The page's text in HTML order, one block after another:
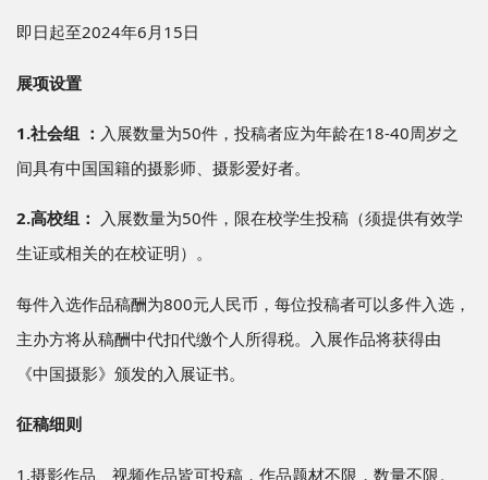
即日起至2024年6月15日
展项设置
1.社会组 ： 入展数量为50件，投稿者应为年龄在18-40周岁之
间具有中国国籍的摄影师、摄影爱好者。
2.高校组： 入展数量为50件，限在校学生投稿（须提供有效学
生证或相关的在校证明）。
每件入选作品稿酬为800元人民币，每位投稿者可以多件入选，
主办方将从稿酬中代扣代缴个人所得税。入展作品将获得由
《中国摄影》颁发的入展证书。
征稿细则
1.摄影作品、视频作品皆可投稿，作品题材不限，数量不限。